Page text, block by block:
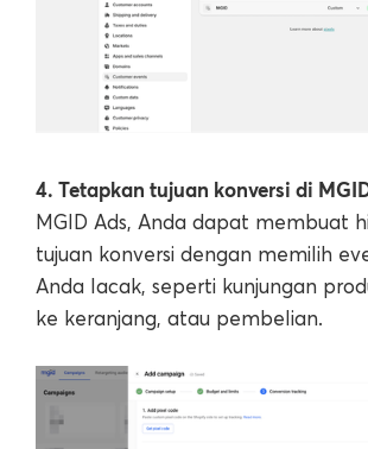
4. Tetapkan tujuan konversi di
MGID Ads, Anda dapat membuat
tujuan konversi dengan memilih
Anda lacak, seperti kunjungan
ke keranjang, atau pembelian.